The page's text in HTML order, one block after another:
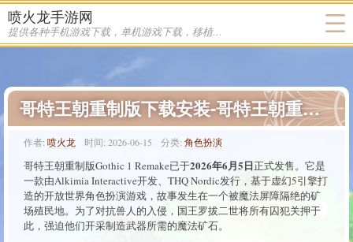
喷火龙手游网
提供各种手机游戏下载，单机游戏下载，移植游戏下载
哥特王朝重制版下载安装-哥特王朝重制版下载
作者: 喷火龙 时间: 2026-06-15 分类: 角色扮演
哥特王朝重制版Gothic 1 Remake已于2026年6月5日正式发售。它是
一款由Alkimia Interactive开发、THQ Nordic发行，基于虚幻5引擎打
造的开放世界角色扮演游戏，故事发生在一个被魔法屏障隔绝的矿
场殖民地。为了对抗兽人的入侵，国王罗拔二世将所有囚犯关押于
此，强迫他们开采制造武器所需的魔法矿石。